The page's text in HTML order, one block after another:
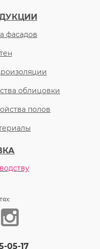
фасадов
облицовки
полов
05-17